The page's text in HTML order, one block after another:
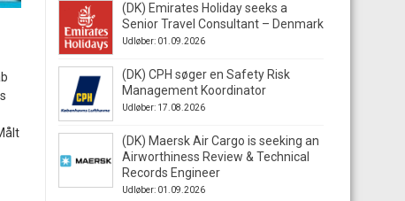
(DK) Emirates Holiday seeks a
Senior Travel Consultant – Denmark
Udløber: 01.09.2026
(DK) CPH søger en Safety Risk
Management Koordinator
Udløber: 17.08.2026
(DK) Maersk Air Cargo is seeking an
Airworthiness Review & Technical
Records Engineer
Udløber: 01.09.2026